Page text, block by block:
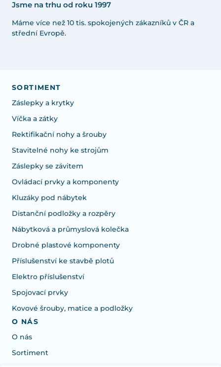
Jsme na trhu od roku 1997
Máme více než 10 tis. spokojených zákazníků v ČR a
střední Evropě.
SORTIMENT
Záslepky a krytky
Víčka a zátky
Rektifikační nohy a šrouby
Stavitelné nohy ke strojům
Záslepky se závitem
Ovládací prvky a komponenty
Kluzáky pod nábytek
Distanční podložky a rozpěry
Nábytková a průmyslová kolečka
Drobné plastové komponenty
Příslušenství ke stavbě plotů
Elektro příslušenství
Spojovací prvky
Kovové šrouby, matice a podložky
O NÁS
O nás
Sortiment